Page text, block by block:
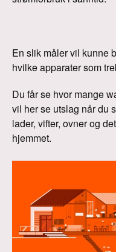
En slik måler vil kunne
hvilke apparater som
Du får se hvor mange
vil her se utslag når du
lader, vifter, ovner og
hjemmet.